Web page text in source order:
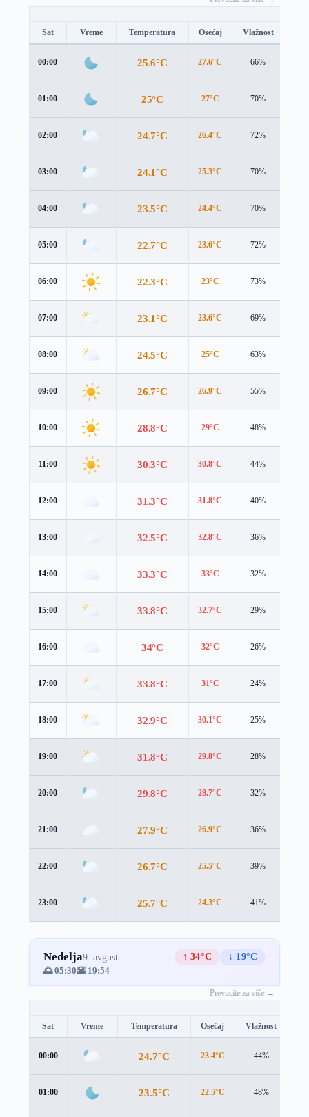
Sat Vreme Temperatura Osećaj Vlažnost
00:00 25.6°C 27.6°C 66%
01:00 25°C 27°C 70%
02:00 24.7°C 26.4°C 72%
03:00 24.1°C 25.3°C 70%
04:00 23.5°C 24.4°C 70%
05:00 22.7°C 23.6°C 72%
06:00 22.3°C 23°C 73%
07:00 23.1°C 23.6°C 69%
08:00 24.5°C 25°C 63%
09:00 26.7°C 26.9°C 55%
10:00 28.8°C 29°C 48%
11:00 30.3°C 30.8°C 44%
12:00 31.3°C 31.8°C 40%
13:00 32.5°C 32.8°C 36%
14:00 33.3°C 33°C 32%
15:00 33.8°C 32.7°C 29%
16:00 34°C 32°C 26%
17:00 33.8°C 31°C 24%
18:00 32.9°C 30.1°C 25%
19:00 31.8°C 29.8°C 28%
20:00 29.8°C 28.7°C 32%
21:00 27.9°C 26.9°C 36%
22:00 26.7°C 25.5°C 39%
23:00 25.7°C 24.3°C 41%
Nedelja9. avgust ↑ 34°C
↓ 19°C
🌅 05:30🌇 19:54
Prevucite za više →
Sat Vreme Temperatura Osećaj Vlažnost
00:00 24.7°C 23.4°C 44%
01:00 23.5°C 22.5°C 48%